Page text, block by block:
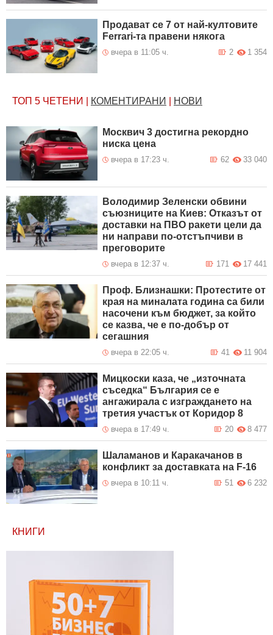
Продават се 7 от най-култовите
Ferrari-та правени някога
вчера в 11:05 ч. 1 354
2
ТОП 5 ЧЕТЕНИ КОМЕНТИРАНИ НОВИ
Москвич 3 достигна рекордно
ниска цена
вчера в 17:23 ч. 33 040
62
Володимир Зеленски обвини
съюзниците на Киев: Отказът от
доставки на ПВО ракети цели да
ни направи по-отстъпчиви в
преговорите
вчера в 12:37 ч. 17 441
171
Проф. Близнашки: Протестите от
края на миналата година са били
насочени към бюджет, за който
се казва, че е по-добър от
сегашния
вчера в 22:05 ч. 11 904
41
Мицкоски каза, че „източната
съседка“ България се е
ангажирала с изграждането на
третия участък от Коридор 8
вчера в 17:49 ч. 8 477
20
Шаламанов и Каракачанов в
конфликт за доставката на F-16
вчера в 10:11 ч. 6 232
51
КНИГИ